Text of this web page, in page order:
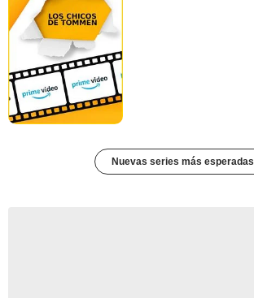
Nuevas series más esperadas